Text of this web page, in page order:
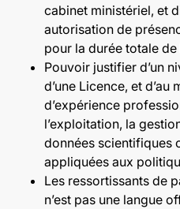
cabinet ministériel, et
autorisation de
pour la durée totale de
Pouvoir justifier d’un
d’une Licence, et d’au
d’expérience
l’exploitation, la
données scientifiques
appliquées aux
Les ressortissants de
n’est pas une langue